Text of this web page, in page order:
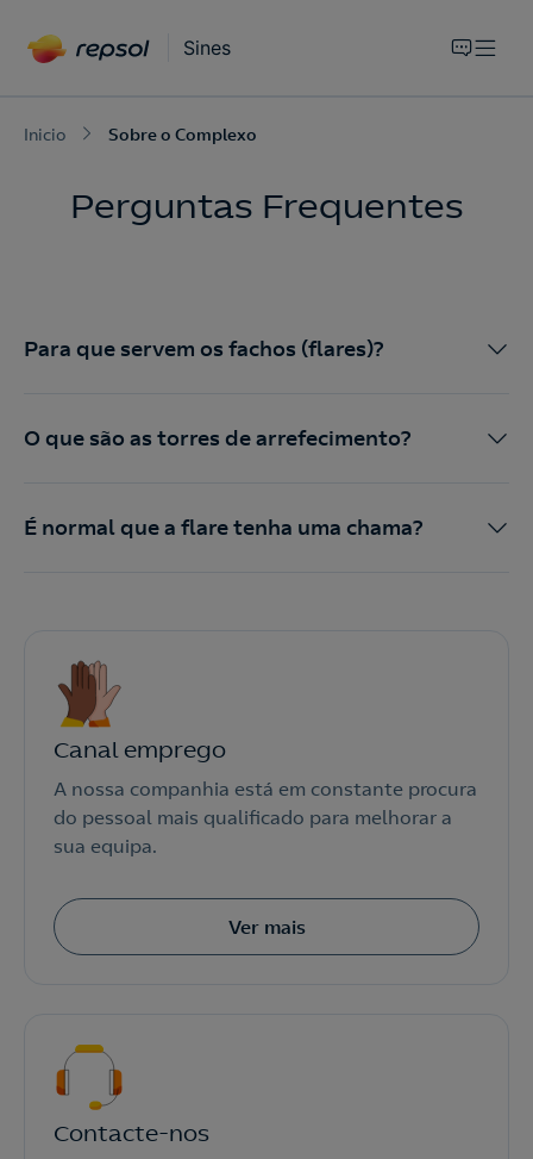
Sines
Inicio Sobre o Complexo
Perguntas Frequentes
Para que servem os fachos (flares)?
O que são as torres de arrefecimento?
É normal que a flare tenha uma chama?
Canal emprego
A nossa companhia está em constante procura
do pessoal mais qualificado para melhorar a
sua equipa.
Ver mais
Contacte-nos